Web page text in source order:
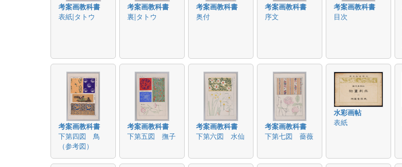
考案画教科書
表紙|タトウ
考案画教科書
裏|タトウ
考案画教科書
奥付
考案画教科書
序文
考案画教科書
目次
考案画教科書
下第四図 鳥
（参考図）
考案画教科書
下第五図 撫子
考案画教科書
下第六図 水仙
考案画教科書
下第七図 薔薇
水彩画帖
表紙